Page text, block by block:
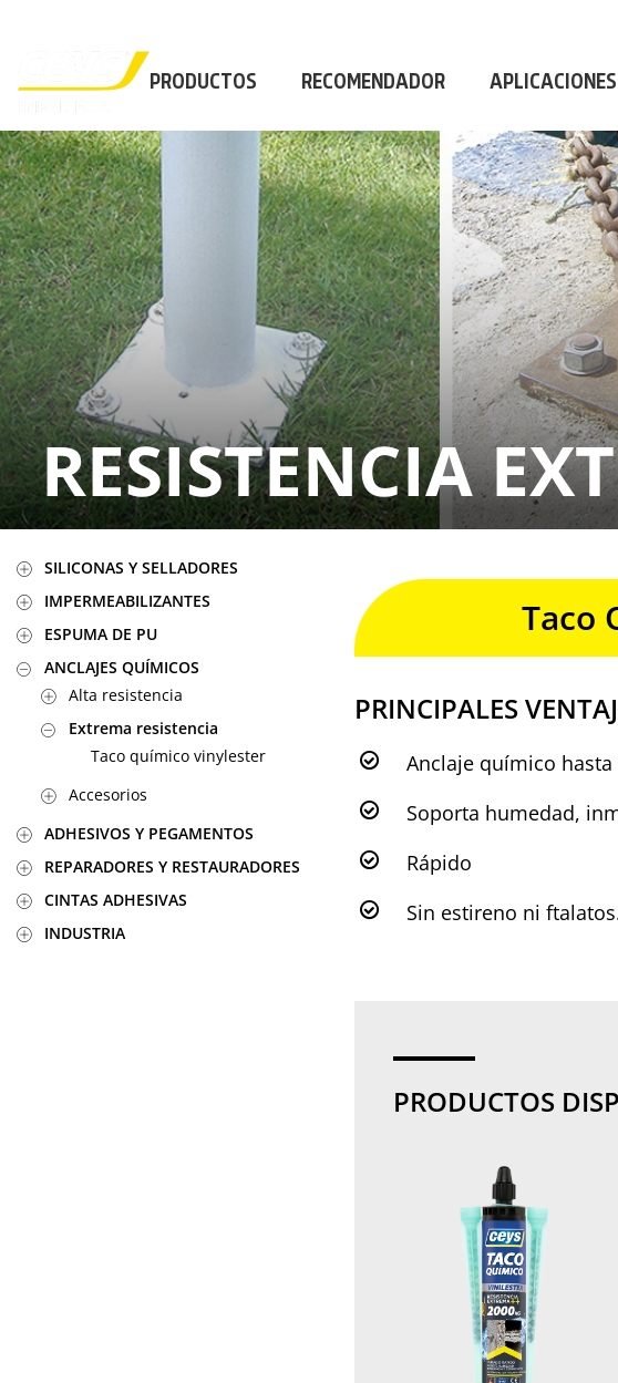
PRODUCTOS RECOMENDADOR APLICACIONES
×
PRODUCTOS
RECOMENDADOR
APLICACIONES
CALCULADORA
CASOS REALES
SOBRE CEYS
SUSCRIBIRME
RESISTENCIA
SILICONAS Y SELLADORES
IMPERMEABILIZANTES
ESPUMA DE PU
ANCLAJES QUÍMICOS
Alta resistencia
Extrema resistencia
Taco químico vinylester
Accesorios
ADHESIVOS Y PEGAMENTOS
REPARADORES Y RESTAURADORES
CINTAS ADHESIVAS
INDUSTRIA
Taco
PRINCIPALES
Anclaje químico hasta
Soporta humedad,
Rápido
Sin estireno ni
PRODUCTOS